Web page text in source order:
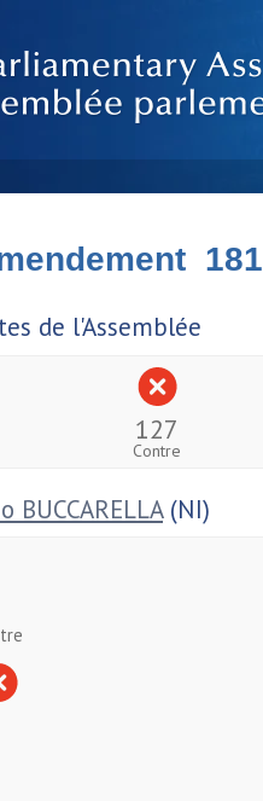
181
de l'Assemblée
127
Contre
BUCCARELLA(NI)